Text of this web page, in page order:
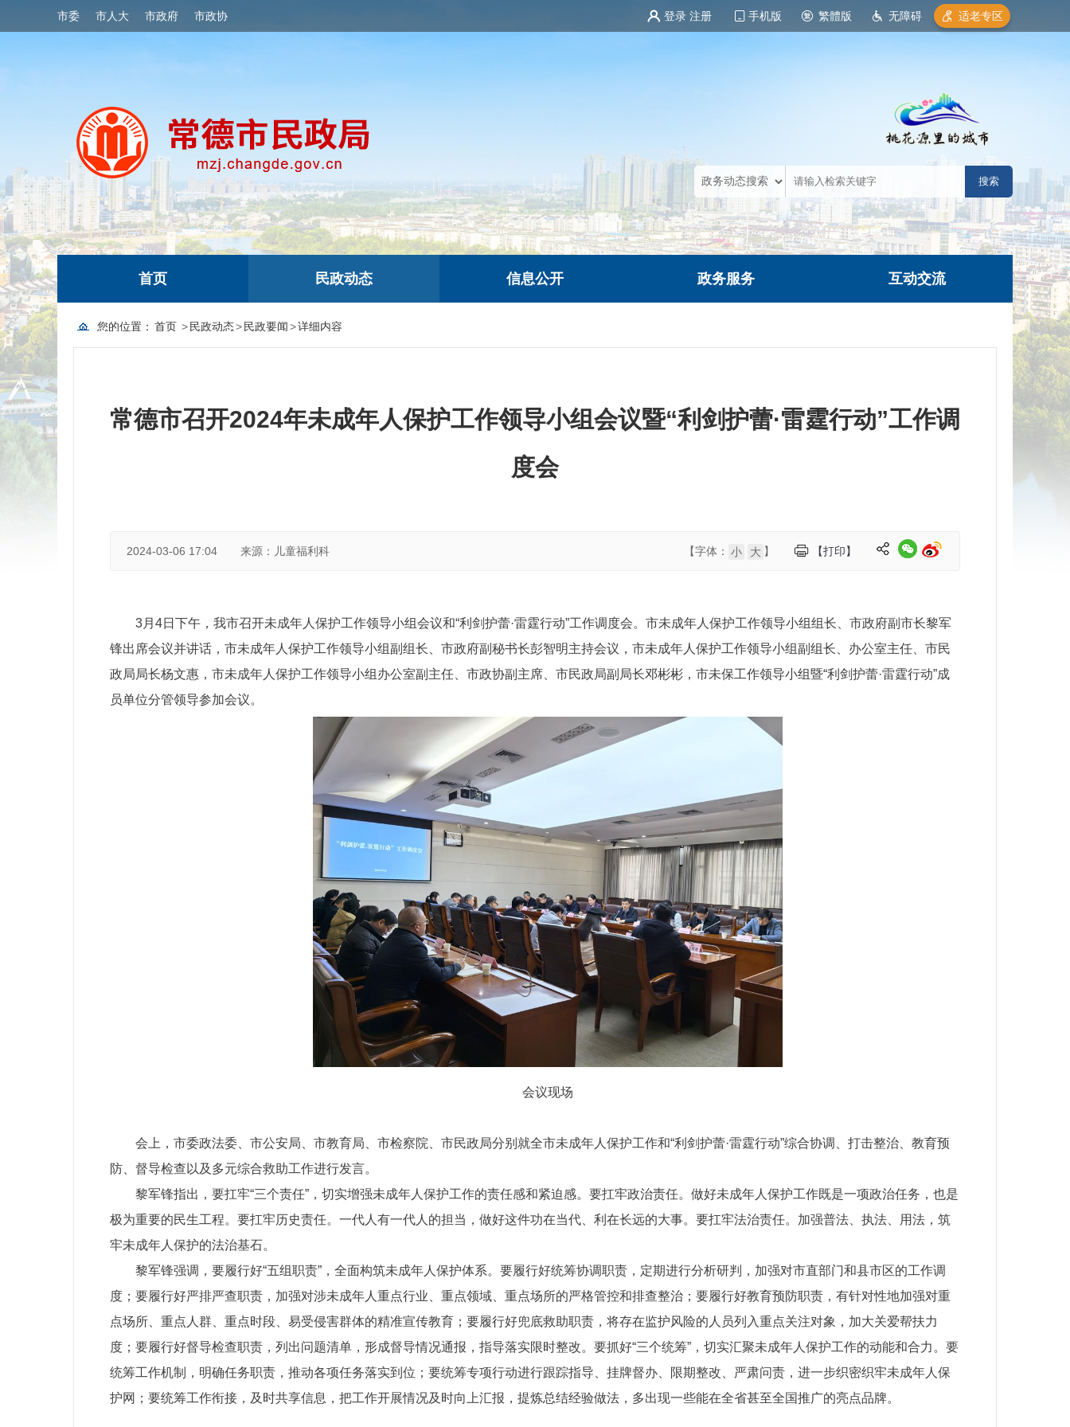
市委 市人大 市政府 市政协 登录 注册 手机版 繁體版 无障碍 适老专区
首页 民政动态 信息公开 政务服务 互动交流
您的位置： 首页 > 民政动态> 民政要闻>详细内容
常德市召开2024年未成年人保护工作领导小组会议暨“利剑护蕾·雷霆行动”工作调
度会
2024-03-06 17:04 来源：儿童福利科 【打印】
【字体： 小 大 】
3月4日下午，我市召开未成年人保护工作领导小组会议和“利剑护蕾·雷霆行动”工作调度会。市未成年人保护工作领导小组组长、市政府副市长黎军
锋出席会议并讲话，市未成年人保护工作领导小组副组长、市政府副秘书长彭智明主持会议，市未成年人保护工作领导小组副组长、办公室主任、市民
政局局长杨文惠，市未成年人保护工作领导小组办公室副主任、市政协副主席、市民政局副局长邓彬彬，市未保工作领导小组暨“利剑护蕾·雷霆行动”成
员单位分管领导参加会议。
会议现场
会上，市委政法委、市公安局、市教育局、市检察院、市民政局分别就全市未成年人保护工作和“利剑护蕾·雷霆行动”综合协调、打击整治、教育预
防、督导检查以及多元综合救助工作进行发言。
黎军锋指出， 要扛牢“三个责任” ，切实增强未成年人保护工作的责任感和紧迫感。要扛牢政治责任。做好未成年人保护工作既是一项政治任务，也是
极为重要的民生工程。要扛牢历史责任。一代人有一代人的担当，做好这件功在当代、利在长远的大事。要扛牢法治责任。加强普法、执法、用法，筑
牢未成年人保护的法治基石。
黎军锋强调， 要履行好“五组职责”，全面构筑未成年人保护体系。 要履行好统筹协调职责， 定期进行分析研判，加强对市直部门和县市区的工作调
度 ；要履行好严排严查职责， 加强对涉未成年人重点行业、重点领域、重点场所的严格管控和排查整治 ； 要履行好教育预防职责， 有针对性地加强对重
点场所、重点人群、重点时段、易受侵害群体的精准宣传教育 ；要履行好兜底救助职责，将存在监护风险的人员列入重点关注对象，加大关爱帮扶力
度 ；要履行好督导检查职责， 列出问题清单，形成督导情况通报，指导落实限时整改。 要抓好“三个统筹”，切实汇聚未成年人保护工作的动能和合力 。 要
统筹工作机制
， 明确任务职责，推动各项任务落实到位 ； 要统筹专项行动进行跟踪指导、挂牌督办、限期整改 、严肃问责 ，进一步织密织牢未成年人保
护网 ； 要统筹工作衔接， 及时共享信息，把工作开展情况及时向上汇报，提炼总结经验做法，多出现一些能在全省甚至全国推广的亮点品牌。